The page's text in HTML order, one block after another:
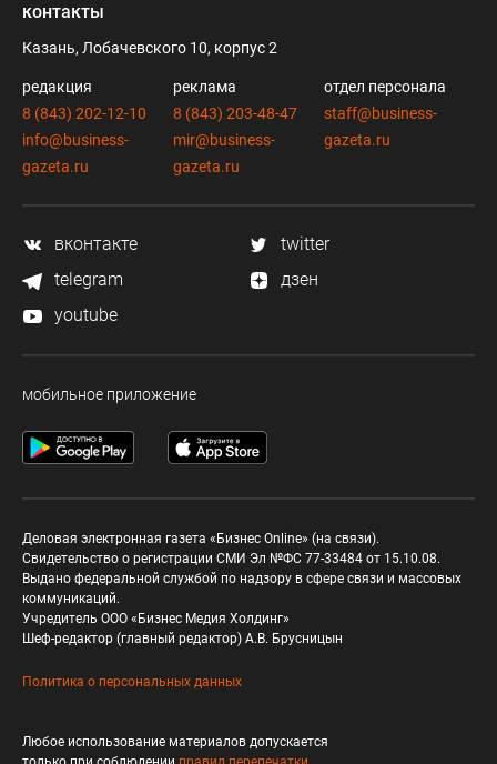
контакты
Казань, Лобачевского 10, корпус 2
редакция
8 (843) 202-12-10
info@business-
gazeta.ru
реклама
8 (843) 203-48-47
mir@business-
gazeta.ru
отдел персонала
staff@business-
gazeta.ru
вконтакте
twitter
telegram
дзен
youtube
мобильное приложение
Деловая электронная газета «Бизнес Online» (на связи).
Свидетельство о регистрации СМИ Эл №ФС 77-33484 от 15.10.08.
Выдано федеральной службой по надзору в сфере связи и массовых
коммуникаций.
Учредитель ООО «Бизнес Медия Холдинг»
Шеф-редактор (главный редактор) А.В. Брусницын
Политика о персональных данных
Любое использование материалов допускается